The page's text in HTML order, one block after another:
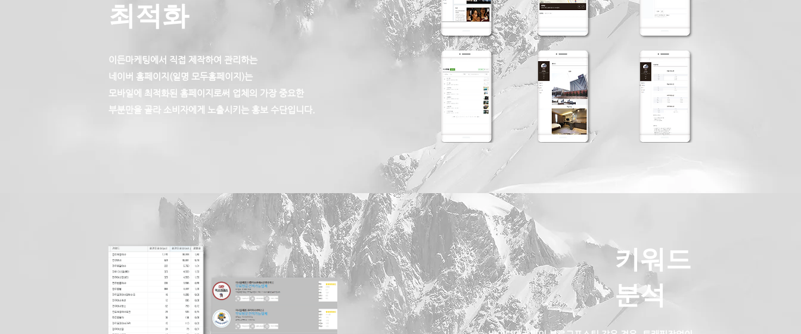
최적화
이든마케팅에서 직접 제작하여 관리하는
네이버 홈페이지(일명 모두홈페이지)는
모바일에 최적화된 홈페이지로써 업체의 가장 중요한
부분만을 골라 소비자에게 노출시키는 홍보 수단입니다.
키워드
분석